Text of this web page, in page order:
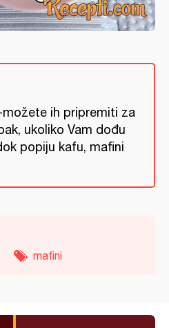
ih pripremiti za
ukoliko Vam dođu
popiju kafu, mafini
mafini